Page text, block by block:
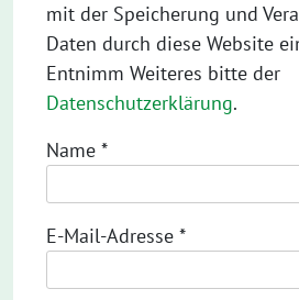
mit der Speicherung und
Daten durch diese Website
Entnimm Weiteres bitte der
Datenschutzerklärung.
Name *
E-Mail-Adresse *